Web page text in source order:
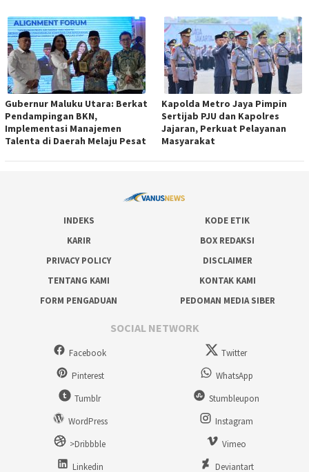
Gubernur Maluku Utara: Berkat
Pendampingan BKN,
Implementasi Manajemen
Talenta di Daerah Melaju Pesat
Kapolda Metro Jaya Pimpin
Sertijab PJU dan Kapolres
Jajaran, Perkuat Pelayanan
Masyarakat
INDEKS
KODE ETIK
KARIR
BOX REDAKSI
PRIVACY POLICY
DISCLAIMER
TENTANG KAMI
KONTAK KAMI
FORM PENGADUAN
PEDOMAN MEDIA SIBER
SOCIAL NETWORK
Facebook
Twitter
Pinterest
WhatsApp
Tumblr
Stumbleupon
WordPress
Instagram
>Dribbble
Vimeo
Linkedin
Deviantart